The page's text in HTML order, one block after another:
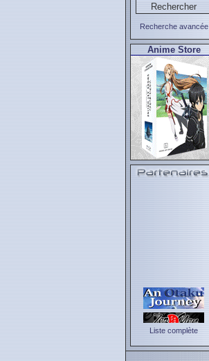
Recherche avancée
Anime Store
Liste complète